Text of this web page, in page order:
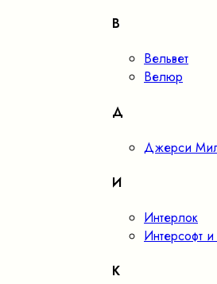
В
Вельвет
Велюр
Д
Джерси
И
Интерлок
Интерсофт и
К